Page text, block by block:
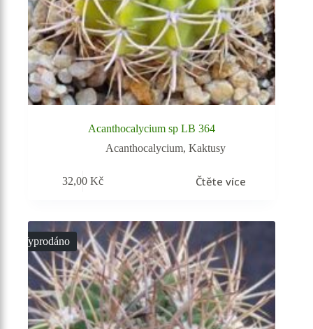
Acanthocalycium sp LB 364
Acanthocalycium,Kaktusy
32,00Kč Čtěte více
Vyprodáno